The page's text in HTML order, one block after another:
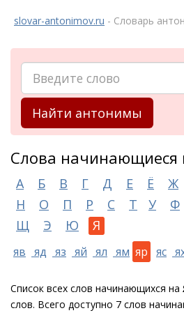
slovar-antonimov.ru - Словарь
Найти антонимы
Слова начинающиеся
А Б В Г Д Е Ё Ж
Н
О П Р С Т У Ф
Щ
Э Ю Я
яв яд яз яй ял ям яр яс
Список всех слов начинающихся на
слов. Всего доступно 7 слов